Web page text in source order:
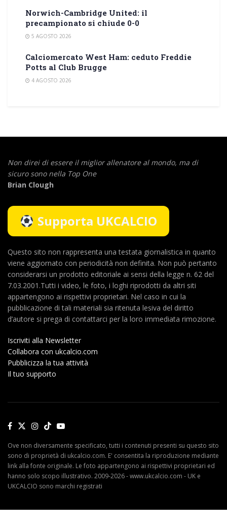
Norwich-Cambridge United: il
precampionato si chiude 0-0
5 AGOSTO 2026
Calciomercato West Ham: ceduto Freddie
Potts al Club Brugge
4 AGOSTO 2026
Non direi di essere il miglior allenatore al mondo, ma di
sicuro sono nella Top One
Brian Clough
Supporta UKCALCIO
Questo sito non rappresenta una testata giornalistica in quanto
viene aggiornato con periodicità non definita. Non può pertanto
considerarsi un prodotto editoriale ai sensi della legge n. 62 del
7.03.2001.Tutti i video, le foto, i loghi riprodotti da altri siti
appartengono ai rispettivi proprietari. Nel caso in cui la
pubblicazione di tali materiali sia ritenuta lesiva del diritto
d’autore si prega di contattarci per la loro immediata rimozione.
Iscriviti alla Newsletter
Collabora con ukcalcio.com
Pubblicizza la tua attività
Il tuo supporto
Ove non diversamente specificato, tutti i contenuti presenti su questo sito
sono di proprietà di ukcalcio.com. E' consentita la riproduzione mediante
link alla fonte originale. Le foto appartengono ai rispettivi proprietari ed
hanno solo scopo illustrativo. 2009-2026 - www.ukcalcio.com - UK e
UKCALCIO sono marchi registrati